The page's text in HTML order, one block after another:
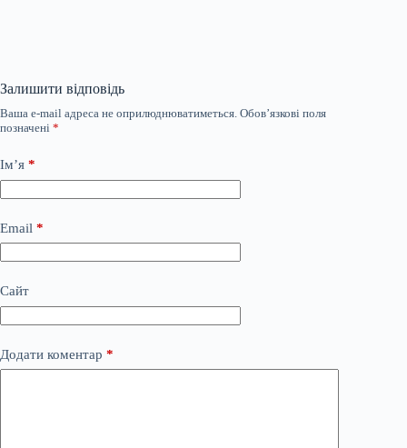
Залишити відповідь
Ваша e-mail адреса не оприлюднюватиметься. Обов’язкові поля
позначені *
Ім’я *
Email *
Сайт
Додати коментар *